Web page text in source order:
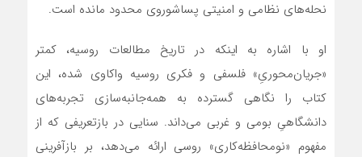
نحله‌های نظامی و امنیتی پساشوروی محدود مانده است.
او با اشاره به اینکه در تاریخ مطالعات روسیه، کمتر
«جریان‌محوریِ» فلسفی و فکری روسیه واکاوی شده، این
کتاب را نگاهی گسترده به همه‌جانبه‌سازی تجربه‌های
دانشگاهیِ بومی و غربی می‌داند. سنایی در بازتعریفی که از
مفهوم «نومحافظه‌کاری» روسی ارائه می‌دهد، بر بازآفرینی